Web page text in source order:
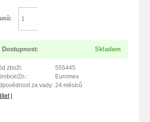
Dostupnost: Skladem
zboží:
555445
Zn.:
Euromex
za vady: 24 měsíců